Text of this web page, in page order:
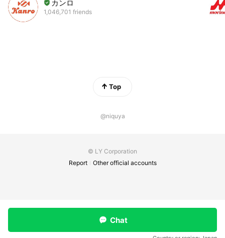
カンロ
1,046,701 friends
Top
@niquya
© LY Corporation
Report
Other official accounts
Chat